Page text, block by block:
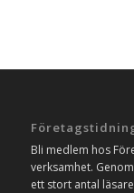
Bli medlem hos
verksamhet.
ett stort antal